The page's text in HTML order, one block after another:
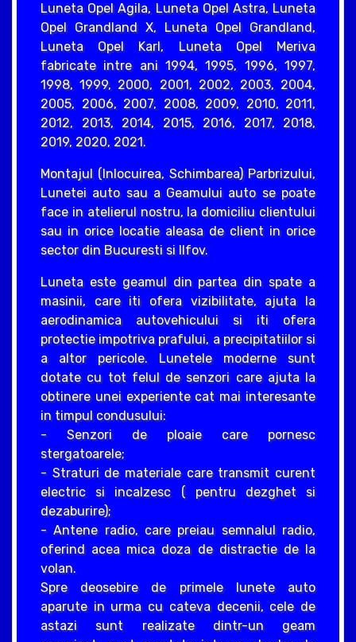
Luneta Opel Agila, Luneta Opel Astra, Luneta
Opel Grandland X, Luneta Opel Grandland,
Luneta Opel Karl, Luneta Opel Meriva
fabricate intre ani 1994, 1995, 1996, 1997,
1998, 1999, 2000, 2001, 2002, 2003, 2004,
2005, 2006, 2007, 2008, 2009, 2010, 2011,
2012, 2013, 2014, 2015, 2016, 2017, 2018,
2019, 2020, 2021.
Montajul (Inlocuirea, Schimbarea) Parbrizului,
Lunetei auto sau a Geamului auto se poate
face in atelierul nostru, la domiciliu clientului
sau in orice locatie aleasa de client in orice
sector din Bucuresti si Ilfov.
Luneta este geamul din partea din spate a
masinii, care iti ofera vizibilitate, ajuta la
aerodinamica autovehicului si iti ofera
protectie impotriva prafului, a precipitatiilor si
a altor pericole. Lunetele moderne sunt
dotate cu tot felul de senzori care ajuta la
obtinere unei experiente cat mai interesante
in timpul condusului:
- Senzori de ploaie care pornesc
stergatoarele;
- Straturi de materiale care transmit curent
electric si incalzesc ( pentru dezghet si
dezaburire);
- Antene radio, care preiau semnalul radio,
oferind acea mica doza de distractie de la
volan.
Spre deosebire de primele lunete auto
aparute in urma cu cateva decenii, cele de
astazi sunt realizate dintr-un geam